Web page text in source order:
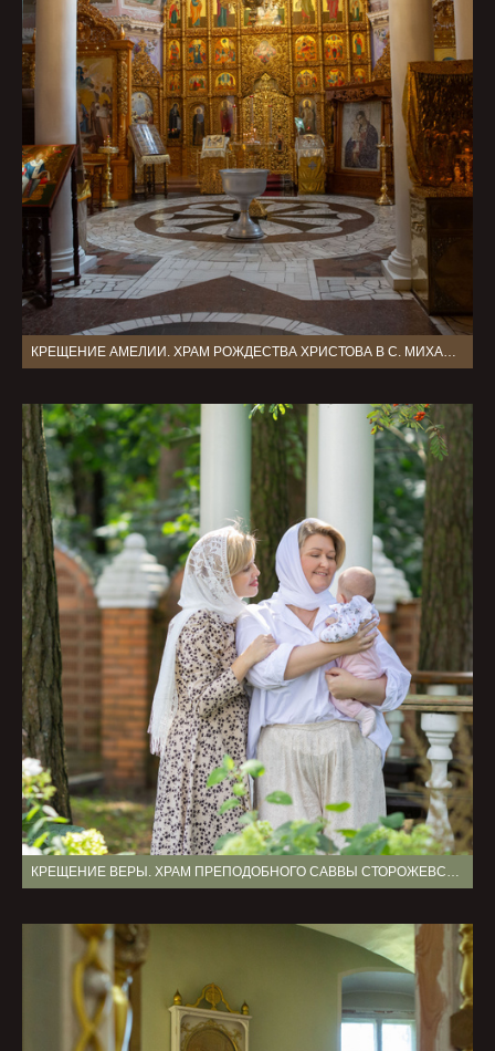
КРЕЩЕНИЕ АМЕЛИИ. ХРАМ РОЖДЕСТВА ХРИСТОВА В С. МИХАЛЕВО
КРЕЩЕНИЕ ВЕРЫ. ХРАМ ПРЕПОДОБНОГО САВВЫ СТОРОЖЕВСКОГО